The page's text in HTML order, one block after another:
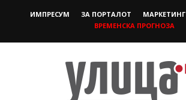
ИМПРЕСУМ ЗА ПОРТАЛОТ МАРКЕТИНГ
ВРЕМЕНСКА ПРОГНОЗА